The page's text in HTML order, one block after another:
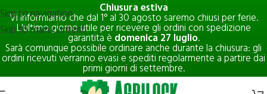
Chiusura estiva
Vi informiamo che dal 1° al 30 agosto saremo chiusi per ferie.
L'ultimo giorno utile per ricevere gli ordini con spedizione
garantita è domenica 27 luglio.
Sarà comunque possibile ordinare anche durante la chiusura: gli
ordini ricevuti verranno evasi e spediti regolarmente a partire dai
primi giorni di settembre.
Skip to navigation
Skip to main content